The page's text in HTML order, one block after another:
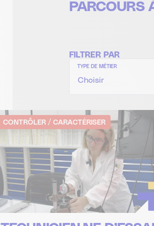
PARCOURS
FILTRER PAR
TYPE DE MÉTIER
CONTRÔLER / CARACTÉRISER